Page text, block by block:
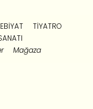
TIYATRO
Mağaza